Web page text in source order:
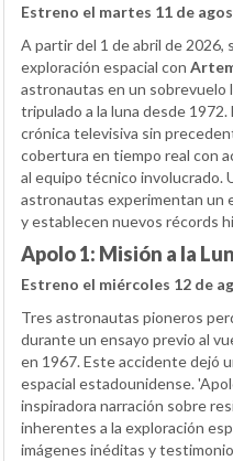
Estreno el martes 11 de
A partir del 1 de abril de 2026,
exploración espacial con
astronautas en un sobrevuelo
tripulado a la luna desde
crónica televisiva sin
cobertura en tiempo real con
al equipo técnico involucrado.
astronautas experimentan un
y establecen nuevos récords
Apolo 1: Misión a la
Estreno el miércoles 12 de
Tres astronautas pioneros
durante un ensayo previo al
en 1967. Este accidente dejó
espacial estadounidense.
inspiradora narración sobre
inherentes a la exploración
imágenes inéditas y